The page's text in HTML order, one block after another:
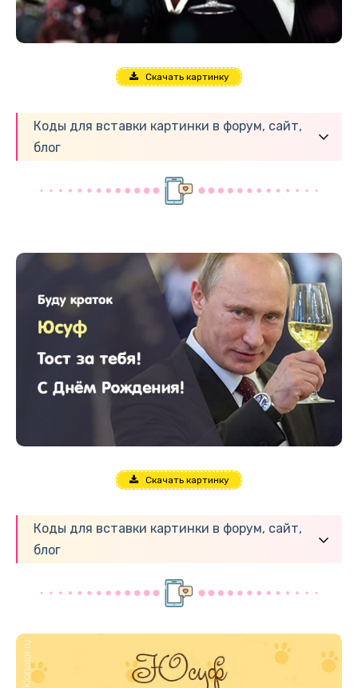
Скачать картинку
Коды для вставки картинки в форум, сайт,
блог
Скачать картинку
Коды для вставки картинки в форум, сайт,
блог